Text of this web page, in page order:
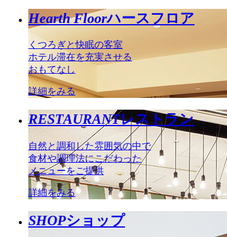
Hearth Floorハースフロア
くつろぎと快眠の客室
ホテル滞在を充実させる
おもてなし
詳細をみる
RESTAURANTレストラン
自然と調和した雰囲気の中で
食材や調理法にこだわった
メニューをご提供
詳細をみる
SHOPショップ